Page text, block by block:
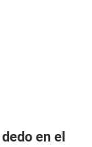
en el